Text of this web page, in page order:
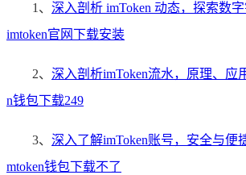
1、 深入剖析 imToken 动态，探索数
imtoken官网下载安装
2、 深入剖析imToken流水，原理、应
n钱包下载249
3、 深入了解imToken账号，安全与便
mtoken钱包下载不了